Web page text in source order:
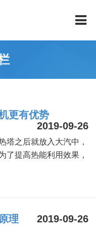
更有优势
2019-09-26
塔之后就放入大汽中，
了提高热能利用效果，
理 2019-09-26